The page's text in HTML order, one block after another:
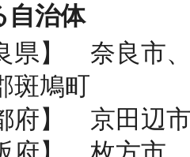
自治体
県】 奈良市
斑鳩町
府】 京田辺